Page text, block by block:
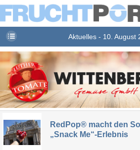
Aktuelles - 10. August
RedPop® macht den
„Snack Me“-Erlebnis